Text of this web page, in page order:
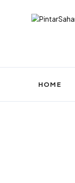
HOME